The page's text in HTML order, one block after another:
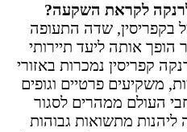
לקראת השקעה?
בקפריסין, שדה התעופה
הופך אותה ליעד תיירותי
קפריסין נמכרות באזורי
משקיעים פרטיים וגופים
העולם ממהרים לסגור
מתשואות גבוהות